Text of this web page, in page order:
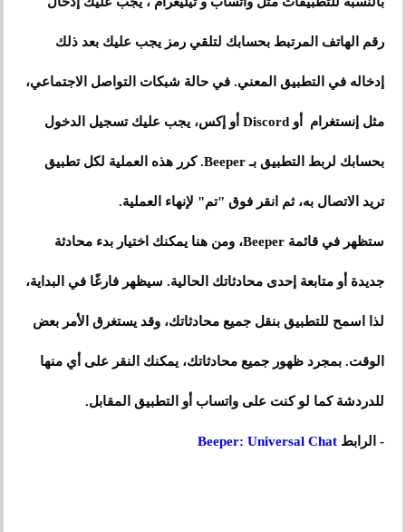
رقم الهاتف المرتبط بحسابك لتلقي رمز يجب عليك بعد ذلك
إدخاله في التطبيق المعني. في حالة شبكات التواصل الاجتماعي،
مثل إنستغرام أو Discord أو إكس، يجب عليك تسجيل الدخول
بحسابك لربط التطبيق بـ Beeper. كرر هذه العملية لكل تطبيق
تريد الاتصال به، ثم انقر فوق "تم" لإنهاء العملية.
ستظهر في قائمة Beeper، ومن هنا يمكنك اختيار بدء محادثة
جديدة أو متابعة إحدى محادثاتك الحالية. سيظهر فارغًا في البداية،
لذا اسمح للتطبيق بنقل جميع محادثاتك، وقد يستغرق الأمر بعض
الوقت. بمجرد ظهور جميع محادثاتك، يمكنك النقر على أي منها
للدردشة كما لو كنت على واتساب أو التطبيق المقابل.
- الرابطBeeper: Universal Chat